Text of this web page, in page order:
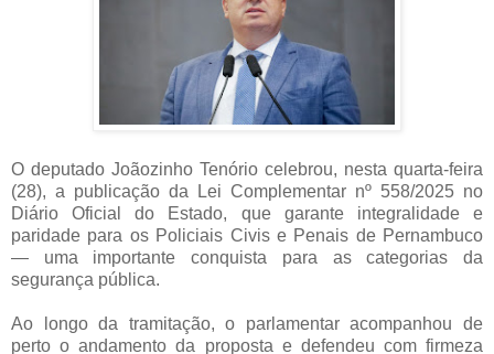
O deputado Joãozinho Tenório celebrou, nesta quarta-feira
(28), a publicação da Lei Complementar nº 558/2025 no
Diário Oficial do Estado, que garante integralidade e
paridade para os Policiais Civis e Penais de Pernambuco
— uma importante conquista para as categorias da
segurança pública.
Ao longo da tramitação, o parlamentar acompanhou de
perto o andamento da proposta e defendeu com firmeza